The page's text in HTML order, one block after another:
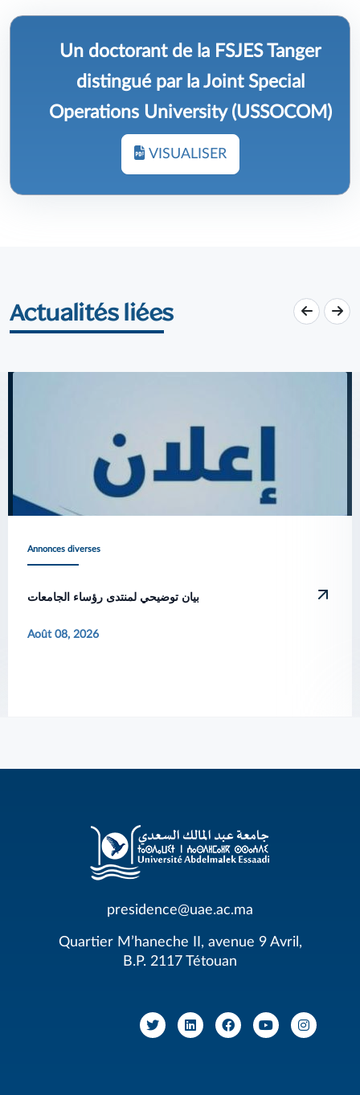
Un doctorant de la FSJES Tanger
distingué par la Joint Special
Operations University (USSOCOM)
VISUALISER
Actualités liées
Annonces diverses
بيان توضيحي لمنتدى رؤساء الجامعات
Août 08, 2026
presidence@uae.ac.ma
Quartier M’haneche II, avenue 9 Avril,
B.P. 2117 Tétouan